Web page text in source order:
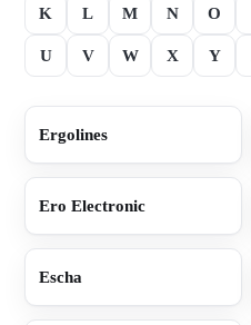
K L M N O
U V W X Y
Ergolines
Ero Electronic
Escha